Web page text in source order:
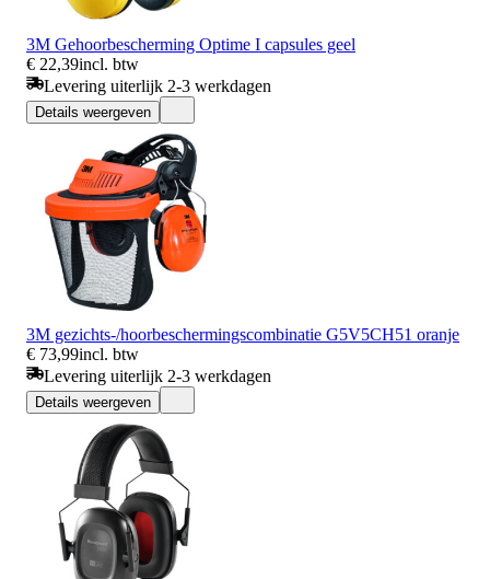
3M Gehoorbescherming Optime I capsules geel
€ 22,39incl. btw
Levering uiterlijk 2-3 werkdagen
Details weergeven
3M gezichts-/hoorbeschermingscombinatie G5V5CH51 oranje
€ 73,99incl. btw
Levering uiterlijk 2-3 werkdagen
Details weergeven